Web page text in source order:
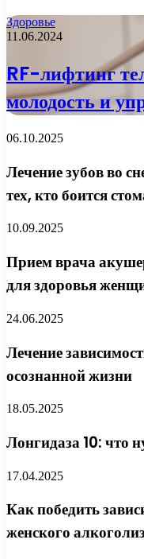
Здоровье
11.06.2024
RF-лифтинг
молодость и
06.10.2025
Лечение зубов во
тех, кто боится
10.09.2025
Прием врача
для здоровья
24.06.2025
Лечение
осознанной жизни
18.05.2025
Лонгидаза 10: что
17.04.2025
Как победить
женского